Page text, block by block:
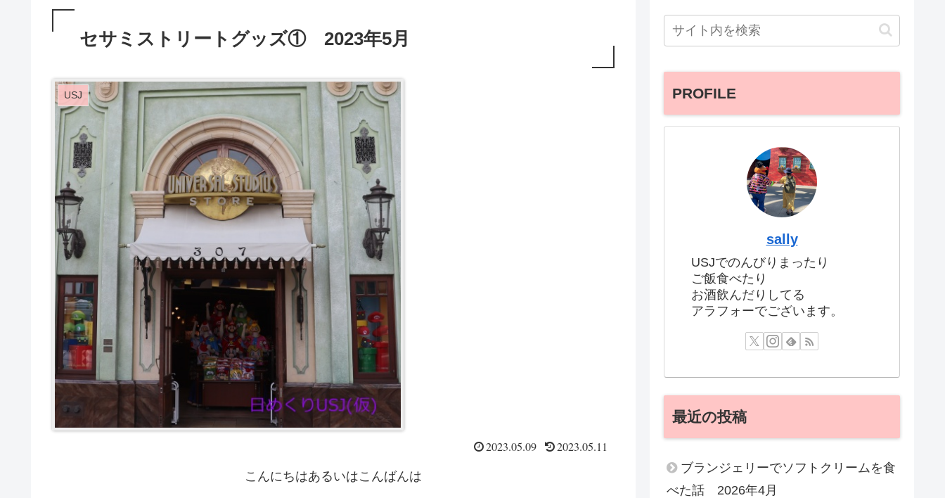
セサミストリートグッズ① 2023年5月
USJ
2023.05.09 2023.05.11
こんにちはあるいはこんばんは
PROFILE
sally
USJでのんびりまったり
ご飯食べたり
お酒飲んだりしてる
アラフォーでございます。
最近の投稿
ブランジェリーでソフトクリームを食
べた話 2026年4月